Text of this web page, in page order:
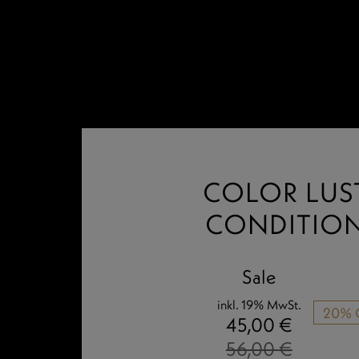
COLOR
56,00€
Preis
war:
56,00 €
Sale
45,00 €
Aktueller
Preis
ist:
45,00 €.
inkl. 19% MwSt. 20%